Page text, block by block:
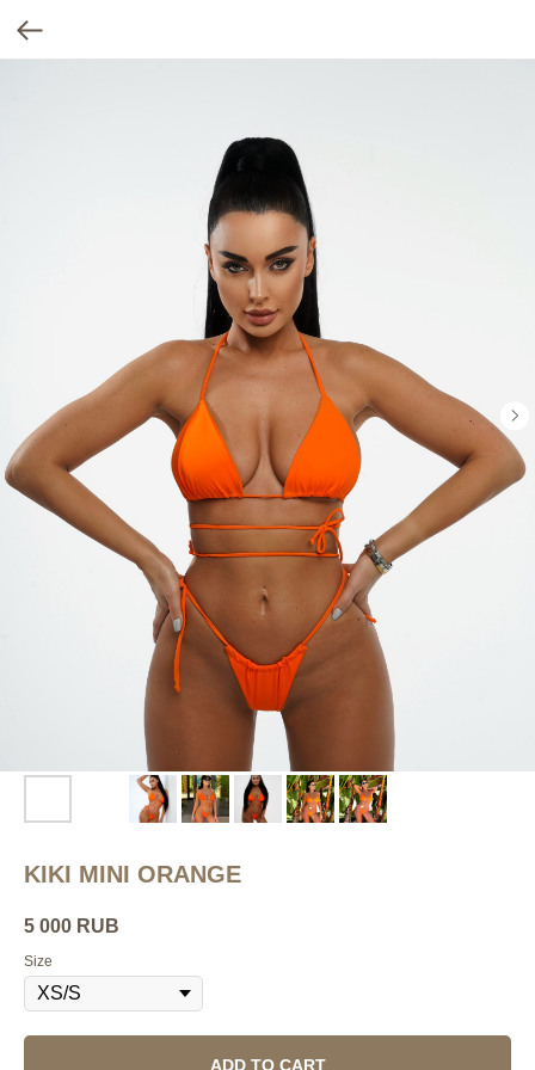
KIKI MINI ORANGE
5 000 RUB
Size
ADD TO CART